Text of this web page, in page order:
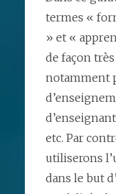
termes «
» et «
de façon
notamment
etc. Par
utiliserons
dans le but